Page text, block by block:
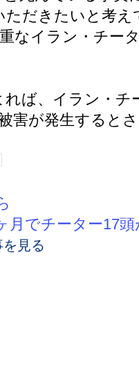
ただきたいと考
なイラン・チー
ば、イラン・チ
害が発生すると
月でチーター17
見る